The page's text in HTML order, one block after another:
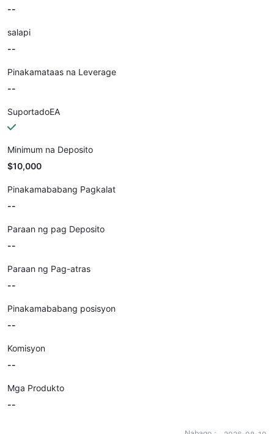
--
salapi
--
Pinakamataas na Leverage
--
SuportadoEA
Minimum na Deposito
$10,000
Pinakamababang Pagkalat
--
Paraan ng pag Deposito
--
Paraan ng Pag-atras
--
Pinakamababang posisyon
--
Komisyon
--
Mga Produkto
--